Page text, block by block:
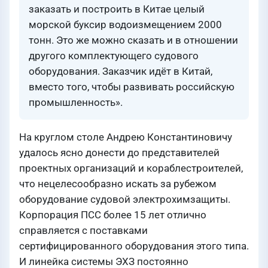
заказать и построить в Китае целый
морской буксир водоизмещением 2000
тонн. Это же можно сказать и в отношении
другого комплектующего судового
оборудования. Заказчик идёт в Китай,
вместо того, чтобы развивать российскую
промышленность».
На круглом столе Андрею Константиновичу
удалось ясно донести до представителей
проектных организаций и кораблестроителей,
что нецелесообразно искать за рубежом
оборудование судовой электрохимзащиты.
Корпорация ПСС более 15 лет отлично
справляется с поставками
сертифицированного оборудования этого типа.
И линейка системы ЭХЗ постоянно